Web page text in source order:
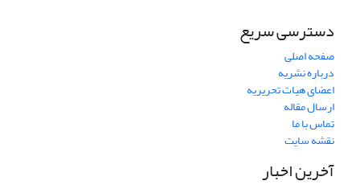
دسترسی سریع
صفحه اصلی
درباره نشریه
اعضای هیات تحریریه
ارسال مقاله
تماس با ما
نقشه سایت
آخرین اخبار